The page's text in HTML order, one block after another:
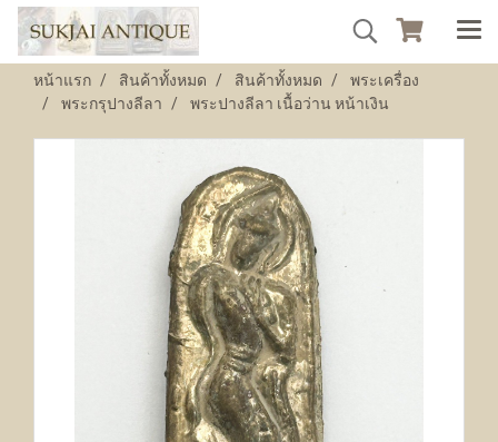
หน้าแรก สินค้าทั้งหมด สินค้าทั้งหมด
พระเครื่อง
พระกรุปางลีลา
พระปางลีลา เนื้อว่าน หน้าเงิน